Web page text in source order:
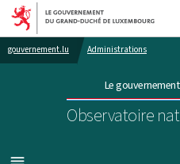
Aller au
Aller au
gouvernement.lu Administrations
Le
Observatoire